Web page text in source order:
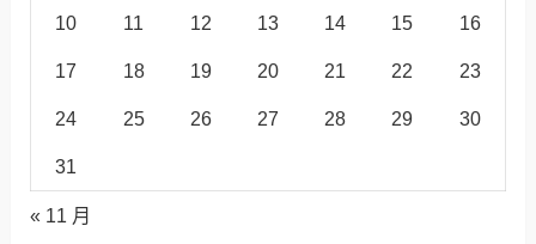
10 11 12 13 14 15 16
17 18 19 20 21 22 23
24 25 26 27 28 29 30
31
« 11 月